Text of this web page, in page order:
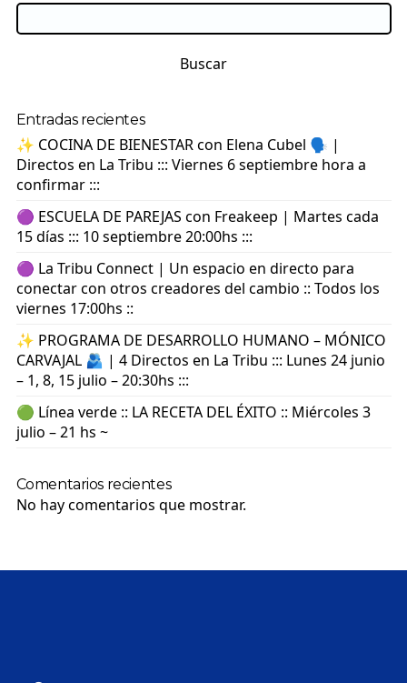
Buscar
Entradas recientes
✨ COCINA DE BIENESTAR con Elena Cubel 🗣️ |
Directos en La Tribu ::: Viernes 6 septiembre hora a
confirmar :::
🟣 ESCUELA DE PAREJAS con Freakeep | Martes cada
15 días ::: 10 septiembre 20:00hs :::
🟣 La Tribu Connect | Un espacio en directo para
conectar con otros creadores del cambio :: Todos los
viernes 17:00hs ::
✨ PROGRAMA DE DESARROLLO HUMANO – MÓNICO
CARVAJAL 🫂 | 4 Directos en La Tribu ::: Lunes 24 junio
– 1, 8, 15 julio – 20:30hs :::
🟢 Línea verde :: LA RECETA DEL ÉXITO :: Miércoles 3
julio – 21 hs ~
Comentarios recientes
No hay comentarios que mostrar.